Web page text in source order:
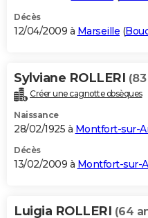
Décès
12/04/2009 à Marseille (
Sylviane ROLLERI
Créer une cagnotte obsèques
Naissance
28/02/1925 à Montfort-sur-
Décès
13/02/2009 à Montfort-sur-
Luigia ROLLERI (64